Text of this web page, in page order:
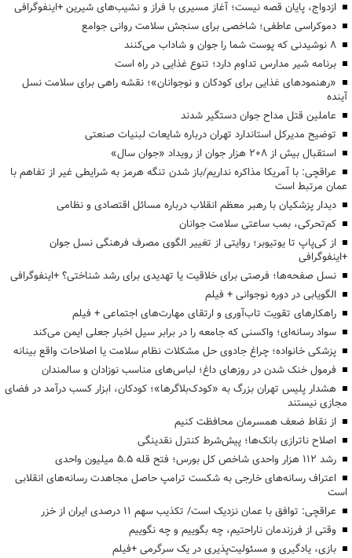
ازدواج، پایان قصه نیست؛ آغاز مسیری با فراز و نشیب‌های شیرین +اینفوگرافی
دموکراسی عاطفی؛ شاخصی برای سنجش سلامت روانی جوامع
۸ نوشیدنی که پوست شما را جوان و شاداب می‌کنند
برنامه شیر مدارس تداوم دارد؛ تنوع غذایی در راه است
«رهنمودهای غذایی برای کودکان و نوجوانان»؛ نقشه راهی برای سلامت نسل
آینده
عاملین قتل مداح جوان دستگیر شدند
توضیح مدیرکل استاندارد تهران درباره شایعات لبنیات صنعتی
استقبال بیش از ۲۰۸ هزار جوان از رویداد «جوان سال»
عراقچی: با آمریکا مذاکره نداریم/باز شدن تنگه هرمز به شرایطی غیر از تفاهم با
عمان مرتبط است
دیدار پزشکیان با رهبر معظم انقلاب درباره مسائل اقتصادی و نظامی
کم‌تحرکی، بمب ساعتی سلامت جوانان
از کی‌پاپ تا یوتیوبر؛ روایتی از تغییر الگوی مصرف فرهنگی نسل جوان
+اینفوگرافی
نسل صفحه‌ها؛ فرصتی برای خلاقیت یا تهدیدی برای رشد شناختی؟ +اینفوگرافی
الگویابی در دوره نوجوانی + فیلم
راهکارهای تقویت تاب‌آوری و ارتقای مهارت‌های اجتماعی + فیلم
سواد رسانه‌ای؛ واکسنی که جامعه را در برابر سیل اخبار جعلی ایمن می‌کند
پزشکی خانواده؛ چراغ جادوی حل مشکلات نظام سلامت یا اصلاحات واقع بینانه
فرمول خنک شدن در روزهای داغ؛ لباس‌های مناسب نوزادان و سالمندان
هشدار پلیس تهران بزرگ به «کودک‌بلاگرها»؛ کودکان، ابزار کسب درآمد در فضای
مجازی نیستند
از نقاط ضعف همسرمان محافظت کنیم
اصلاح ناترازی بانک‌ها؛ پیش‌شرط کنترل نقدینگی
رشد ۱۱۲ هزار واحدی شاخص کل بورس؛ فتح قله ۵.۵ میلیون واحدی
اعتراف رسانه‌های خارجی به شکست ترامپ حاصل مجاهدت رسانه‌های انقلابی
است
عراقچی: توافق با عمان نزدیک است/ تکذیب سهم ۱۱ درصدی ایران از خزر
وقتی از فرزندمان ناراحتیم، چه بگوییم و چه نگوییم
بازی، یادگیری و مسئولیت‌پذیری در یک سرگرمی +فیلم